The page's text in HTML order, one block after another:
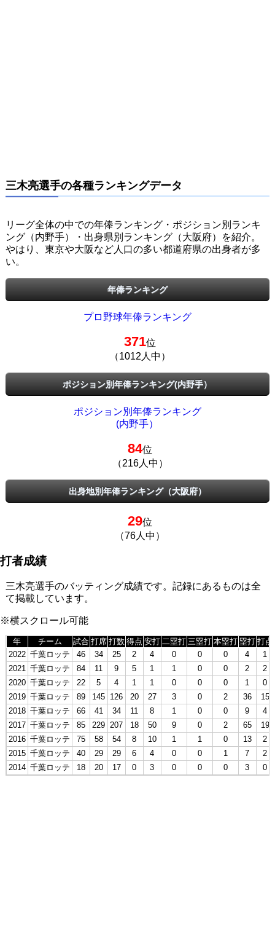
三木亮選手の各種ランキングデータ
リーグ全体の中での年俸ランキング・ポジション別ランキ
ング（内野手）・出身県別ランキング（大阪府）を紹介。
やはり、東京や大阪など人口の多い都道府県の出身者が多
い。
年俸ランキング
プロ野球年俸ランキング
371位
（1012人中）
ポジション別年俸ランキング(内野手）
ポジション別年俸ランキング
(内野手）
84位
（216人中）
出身地別年俸ランキング（大阪府）
29位
（76人中）
打者成績
三木亮選手のバッティング成績です。記録にあるものは全
て掲載しています。
※横スクロール可能
年 チーム 試合 打席 打数 得点 安打 二塁打 三塁打 本塁打 塁打 打点
2022 千葉ロッテ 46 34 25 2 4 0 0 0 4
1
2021 千葉ロッテ 84 11 9 5 1 1 0 0 2
2
2020 千葉ロッテ 22 5 4 1 1 0 0 0 1
0
2019 千葉ロッテ 89 145 126 20 27 3 0 2 36
15
2018 千葉ロッテ 66 41 34 11 8 1 0 0 9
4
2017 千葉ロッテ 85 229 207 18 50 9 0 2 65
19
2016 千葉ロッテ 75 58 54 8 10 1 1 0 13
2
2015 千葉ロッテ 40 29 29 6 4 0 0 1 7
2
2014 千葉ロッテ 18 20 17 0 3 0 0 0 3 0